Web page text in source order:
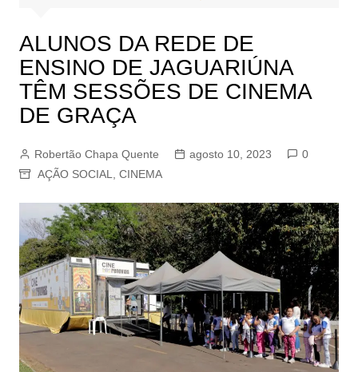
ALUNOS DA REDE DE
ENSINO DE JAGUARIÚNA
TÊM SESSÕES DE CINEMA
DE GRAÇA
Robertão Chapa Quente agosto 10, 2023
0
AÇÃO SOCIAL
CINEMA